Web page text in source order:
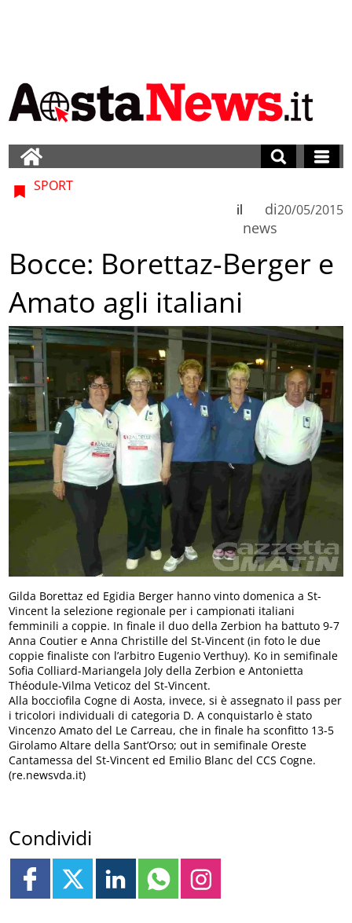
SPORT
di
news
il 20/05/2015
Bocce: Borettaz-Berger e
Amato agli italiani
Gilda Borettaz ed Egidia Berger hanno vinto domenica a St-
Vincent la selezione regionale per i campionati italiani
femminili a coppie. In finale il duo della Zerbion ha battuto 9-7
Anna Coutier e Anna Christille del St-Vincent (in foto le due
coppie finaliste con l’arbitro Eugenio Verthuy). Ko in semifinale
Sofia Colliard-Mariangela Joly della Zerbion e Antonietta
Théodule-Vilma Veticoz del St-Vincent.
Alla bocciofila Cogne di Aosta, invece, si è assegnato il pass per
i tricolori individuali di categoria D. A conquistarlo è stato
Vincenzo Amato del Le Carreau, che in finale ha sconfitto 13-5
Girolamo Altare della Sant’Orso; out in semifinale Oreste
Cantamessa del St-Vincent ed Emilio Blanc del CCS Cogne.
(re.newsvda.it)
Condividi